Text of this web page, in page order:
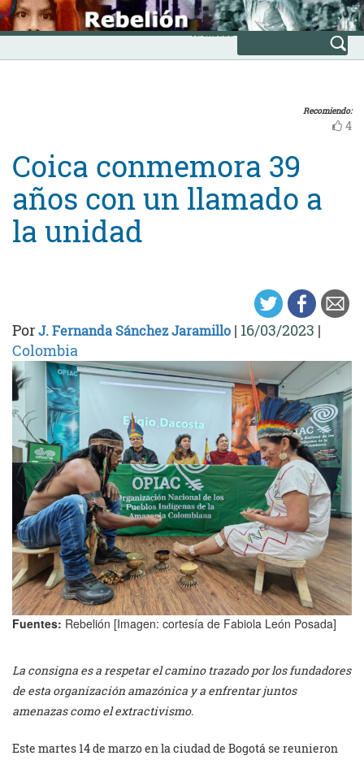
Skip
to
content
INICIO
Avanzada
Recomiendo:
4
Coica conmemora 39
años con un llamado a
la unidad
PorJ. Fernanda Sánchez Jaramillo | 16/03/2023 |
Colombia
Fuentes: Rebelión [Imagen: cortesía de Fabiola León Posada]
La consigna es a respetar el camino trazado por los fundadores
de esta organización amazónica y a enfrentar juntos
amenazas como el extractivismo.
Este martes 14 de marzo en la ciudad de Bogotá se reunieron